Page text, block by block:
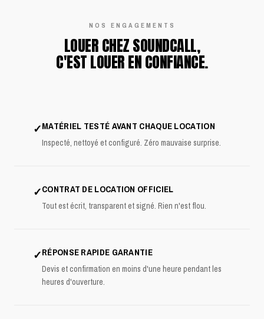
NOS ENGAGEMENTS
LOUER CHEZ SOUNDCALL,
C'EST LOUER EN CONFIANCE.
✓MATÉRIEL TESTÉ AVANT CHAQUE LOCATION
Inspecté, nettoyé et configuré. Zéro mauvaise surprise.
✓CONTRAT DE LOCATION OFFICIEL
Tout est écrit, transparent et signé. Rien n'est flou.
✓RÉPONSE RAPIDE GARANTIE
Devis et confirmation en moins d'une heure pendant les
heures d'ouverture.